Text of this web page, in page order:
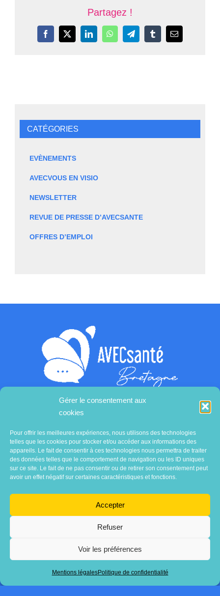
Gérer le consentement aux
cookies
Pour offrir les meilleures expériences, nous utilisons des technologies
telles que les cookies pour stocker et/ou accéder aux informations des
appareils. Le fait de consentir à ces technologies nous permettra de traiter
des données telles que le comportement de navigation ou les ID uniques
sur ce site. Le fait de ne pas consentir ou de retirer son consentement peut
avoir un effet négatif sur certaines caractéristiques et fonctions.
Accepter
Refuser
Voir les préférences
Mentions légalesPolitique de confidentialité
Partagez !
Facebook
X LinkedInWhatsAppTelegramTumblrEmail
CATÉGORIES
EVÈNEMENTS
AVECVOUS EN VISIO
NEWSLETTER
REVUE DE PRESSE D’AVECSANTE
OFFRES D’EMPLOI
Contactez-nous
Association
AVECsanté Bretagne